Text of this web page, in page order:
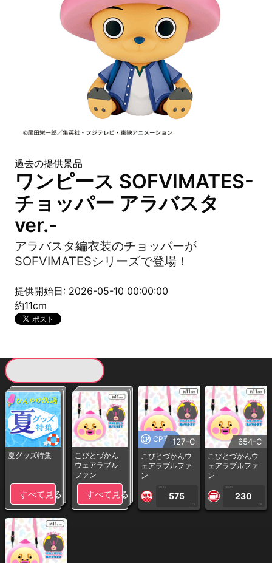
過去の提供景品
ワンピース SOFVIMATES-
チョッパー アラバスタ
ver.-
アラバスタ編衣装のチョッパーが
SOFVIMATESシリーズで登場！
提供開始日: 2026-05-10 00:00:00
約11cm
夏グッズ特集
すべて見る
こびとづかん
ウェアラブル
ファン
すべて見る
CP専用127-C
こびとづかんウ
ェアラブルファ
ン
1PLAY
575
CP
654-C
こびとづかんウ
ェアラブルファ
ン
1PLAY
230
CP